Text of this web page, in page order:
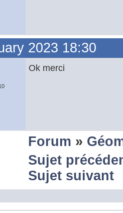
2023 18:30
Ok merci
Forum »
Sujet
Sujet suivant